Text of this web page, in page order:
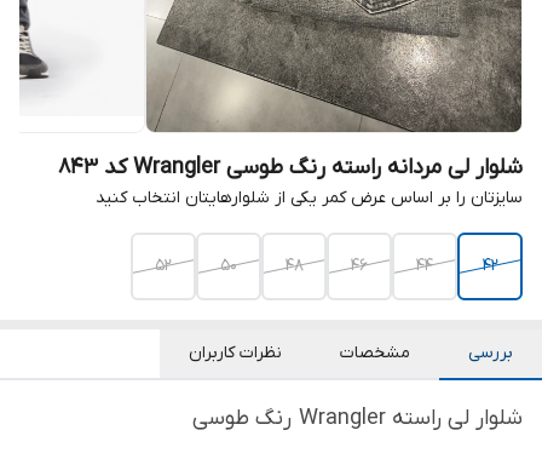
شلوار لی مردانه راسته رنگ طوسی Wrangler کد ۸۴۳
سایزتان را بر اساس عرض کمر یکی از شلوارهایتان انتخاب کنید
۴۲ ۴۴ ۴۶ ۴۸ ۵۰ ۵۲
بررسی مشخصات نظرات کاربران
شلوار لی راسته Wrangler رنگ طوسی